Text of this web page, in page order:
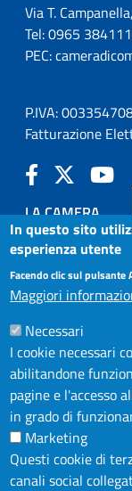
Via T.
Tel: 0965 384111
PEC:
P.IVA:
Fatturazione
LA CAMERA
PUBBLICITÀ
AZIENDA
AZIENDA
MODULISTICA
SERVIZIONLINE
URP
INFORMAZIONE
In questo sito
esperienza utente
Facendo clic sul pulsante
Maggiori
Necessari
I cookie necessari
abilitandone
pagine e l'accesso
in grado di
Marketing
Questi cookie di
canali social